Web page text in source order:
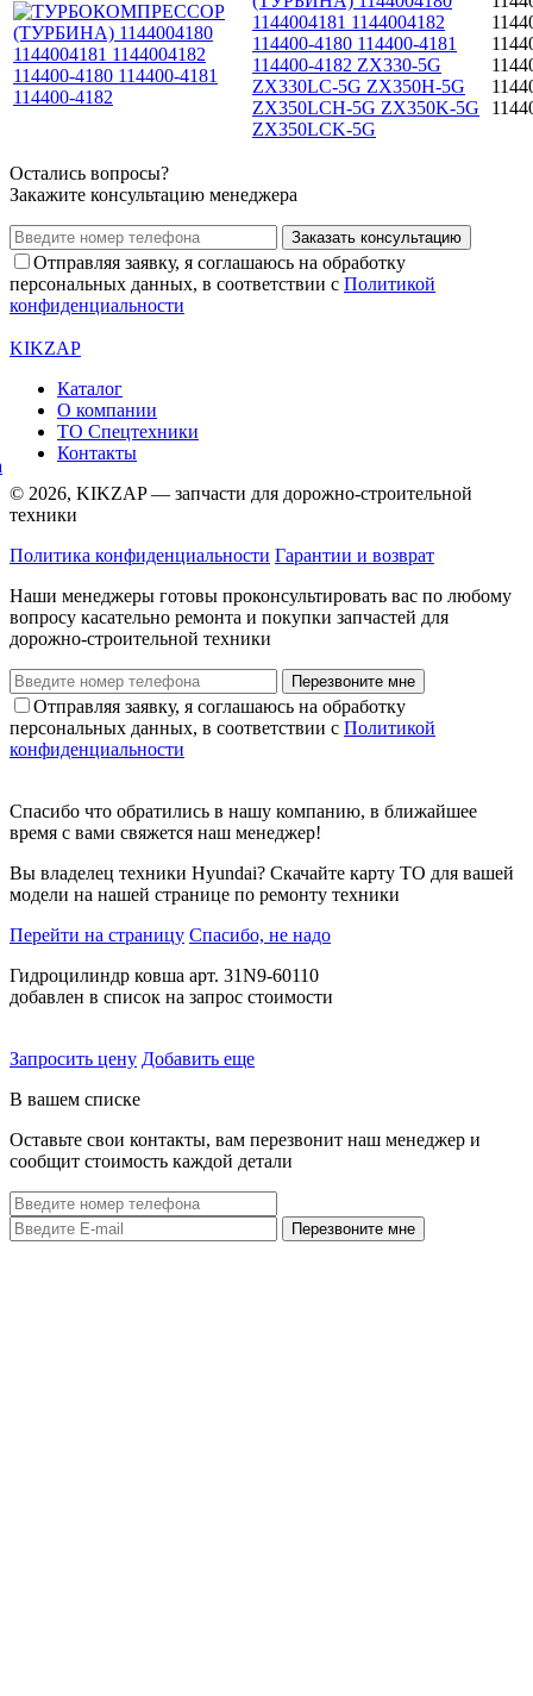
1144004181 1144004182
114400-4180 114400-4181
114400-4182 ZX330-5G
ZX330LC-5G ZX350H-5G
ZX350LCH-5G ZX350K-5G
ZX350LCK-5G
Остались вопросы?
Закажите консультацию менеджера
Заказать консультацию
Отправляя заявку, я соглашаюсь на обработку
персональных данных, в соответствии с Политикой
конфиденциальности
KIKZAP
Каталог
О компании
ТО Спецтехники
Контакты
© 2026, KIKZAP — запчасти для дорожно-строительной
техники
Политика конфиденциальности Гарантии и возврат
Наши менеджеры готовы проконсультировать вас по любому
вопросу касательно ремонта и покупки запчастей для
дорожно-строительной техники
Перезвоните мне
Отправляя заявку, я соглашаюсь на обработку
персональных данных, в соответствии с Политикой
конфиденциальности
Спасибо что обратились в нашу компанию, в ближайшее
время с вами свяжется наш менеджер!
Вы владелец техники Hyundai? Скачайте карту ТО для вашей
модели на нашей странице по ремонту техники
Перейти на страницу Спасибо, не надо
Гидроцилиндр ковша арт. 31N9-60110
добавлен в список на запрос стоимости
Запросить цену Добавить еще
В вашем списке
Оставьте свои контакты, вам перезвонит наш менеджер и
сообщит стоимость каждой детали
Перезвоните мне